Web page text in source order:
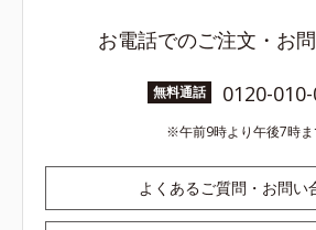
お電話でのご注文・お
無料通話 0120-
午前9時より午後7時
よくあるご質問・お問い